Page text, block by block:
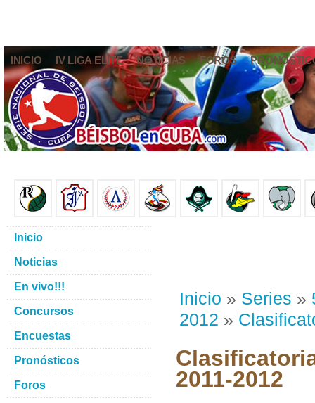
INICIO IV LIGA ELITE NOTICIAS FOROS
Inicio » Series »
2012 »
2011-2012
Inicio
Noticias
En vivo!!!
Concursos
Encuestas
Pronósticos
Foros